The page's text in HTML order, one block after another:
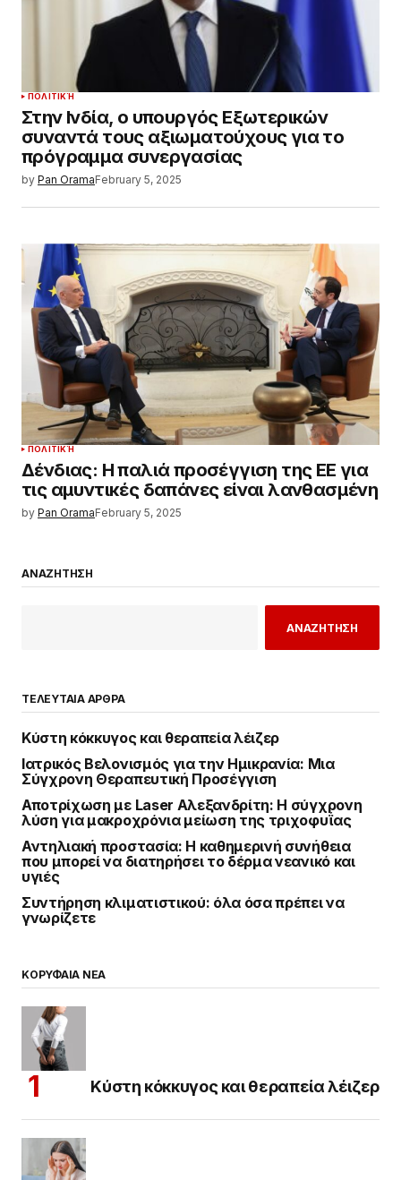
ΠΟΛΙΤΙΚΉ
Στην Ινδία, ο υπουργός Εξωτερικών
συναντά τους αξιωματούχους για το
πρόγραμμα συνεργασίας
by Pan OramaFebruary 5, 2025
ΠΟΛΙΤΙΚΉ
Δένδιας: Η παλιά προσέγγιση της ΕΕ για
τις αμυντικές δαπάνες είναι λανθασμένη
by Pan OramaFebruary 5, 2025
ΑΝΑΖΗΤΗΣΗ
ΑΝΑΖΗΤΗΣΗ
ΤΕΛΕΥΤΑΙΑ ΑΡΘΡΑ
Κύστη κόκκυγος και θεραπεία λέιζερ
Ιατρικός Βελονισμός για την Ημικρανία: Μια
Σύγχρονη Θεραπευτική Προσέγγιση
Αποτρίχωση με Laser Αλεξανδρίτη: Η σύγχρονη
λύση για μακροχρόνια μείωση της τριχοφυΐας
Αντηλιακή προστασία: Η καθημερινή συνήθεια
που μπορεί να διατηρήσει το δέρμα νεανικό και
υγιές
Συντήρηση κλιματιστικού: όλα όσα πρέπει να
γνωρίζετε
ΚΟΡΥΦΑΙΑ ΝΕΑ
Κύστη κόκκυγος και θεραπεία λέιζερ